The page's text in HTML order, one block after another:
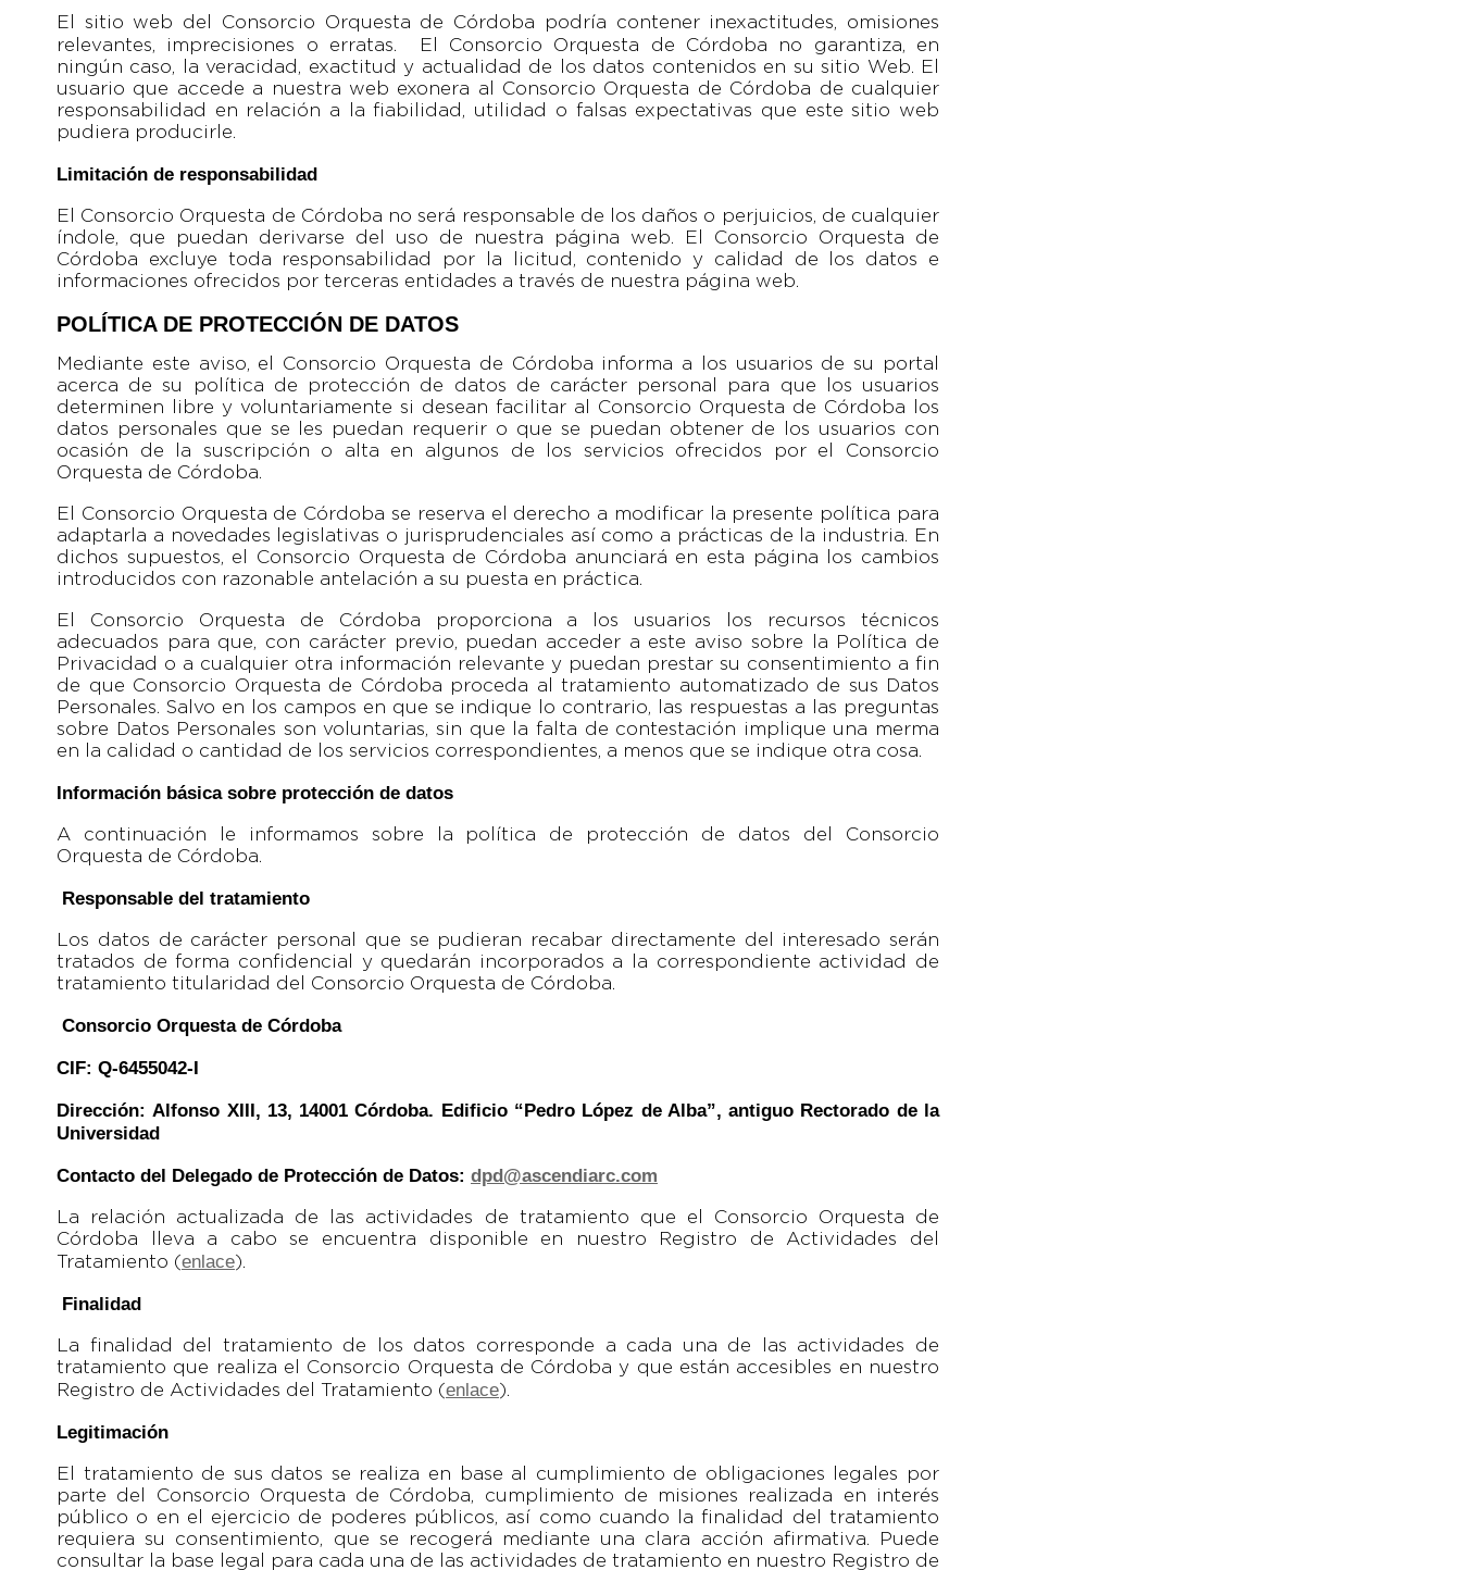
El sitio web del Consorcio Orquesta de Córdoba podría contener inexactitudes, omisiones
relevantes, imprecisiones o erratas.
El Consorcio Orquesta de Córdoba no garantiza, en
ningún caso, la veracidad, exactitud y actualidad de los datos contenidos en su sitio Web. El
usuario que accede a nuestra web exonera al Consorcio Orquesta de Córdoba de cualquier
responsabilidad en relación a la fiabilidad, utilidad o falsas expectativas que este sitio web
pudiera producirle.
Limitación de responsabilidad
El Consorcio Orquesta de Córdoba no será responsable de los daños o perjuicios, de cualquier
índole, que puedan derivarse del uso de nuestra página web. El Consorcio Orquesta de
Córdoba excluye toda responsabilidad por la licitud, contenido y calidad de los datos e
informaciones ofrecidos por terceras entidades a través de nuestra página web.
POLÍTICA DE PROTECCIÓN DE DATOS
Mediante este aviso, el Consorcio Orquesta de Córdoba informa a los usuarios de su portal
acerca de su política de protección de datos de carácter personal para que los usuarios
determinen libre y voluntariamente si desean facilitar al Consorcio Orquesta de Córdoba los
datos personales que se les puedan requerir o que se puedan obtener de los usuarios con
ocasión de la suscripción o alta en algunos de los servicios ofrecidos por el Consorcio
Orquesta de Córdoba.
El Consorcio Orquesta de Córdoba se reserva el derecho a modificar la presente política para
adaptarla a novedades legislativas o jurisprudenciales así como a prácticas de la industria. En
dichos supuestos, el Consorcio Orquesta de Córdoba anunciará en esta página los cambios
introducidos con razonable antelación a su puesta en práctica.
El Consorcio Orquesta de Córdoba proporciona a los usuarios los recursos técnicos
adecuados para que, con carácter previo, puedan acceder a este aviso sobre la Política de
Privacidad o a cualquier otra información relevante y puedan prestar su consentimiento a fin
de que Consorcio Orquesta de Córdoba proceda al tratamiento automatizado de sus Datos
Personales. Salvo en los campos en que se indique lo contrario, las respuestas a las preguntas
sobre Datos Personales son voluntarias, sin que la falta de contestación implique una merma
en la calidad o cantidad de los servicios correspondientes, a menos que se indique otra cosa.
Información básica sobre protección de datos
A continuación le informamos sobre la política de protección de datos del Consorcio
Orquesta de Córdoba.
Responsable del tratamiento
Los datos de carácter personal que se pudieran recabar directamente del interesado serán
tratados de forma confidencial y quedarán incorporados a la correspondiente actividad de
tratamiento titularidad del Consorcio Orquesta de Córdoba.
Consorcio Orquesta de Córdoba
CIF: Q-6455042-I
Dirección: Alfonso XIII, 13, 14001 Córdoba. Edificio “Pedro López de Alba”, antiguo Rectorado de la
Universidad
Contacto del Delegado de Protección de Datos: dpd@ascendiarc.com
La relación actualizada de las actividades de tratamiento que el Consorcio Orquesta de
Córdoba lleva a cabo se encuentra disponible en nuestro Registro de Actividades del
Tratamiento ( enlace ).
Finalidad
La finalidad del tratamiento de los datos corresponde a cada una de las actividades de
tratamiento que realiza el Consorcio Orquesta de Córdoba y que están accesibles en nuestro
Registro de Actividades del Tratamiento ( enlace ).
Legitimación
El tratamiento de sus datos se realiza en base al cumplimiento de obligaciones legales por
parte del Consorcio Orquesta de Córdoba, cumplimiento de misiones realizada en interés
público o en el ejercicio de poderes públicos, así como cuando la finalidad del tratamiento
requiera su consentimiento, que se recogerá mediante una clara acción afirmativa. Puede
consultar la base legal para cada una de las actividades de tratamiento en nuestro Registro de